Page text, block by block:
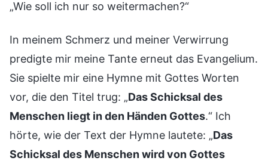
„Wie soll ich nur so weitermachen?“
In meinem Schmerz und meiner Verwirrung
predigte mir meine Tante erneut das Evangelium.
Sie spielte mir eine Hymne mit Gottes Worten
vor, die den Titel trug: „Das Schicksal des
Menschen liegt in den Händen Gottes.“ Ich
hörte, wie der Text der Hymne lautete: „Das
Schicksal des Menschen wird von Gottes